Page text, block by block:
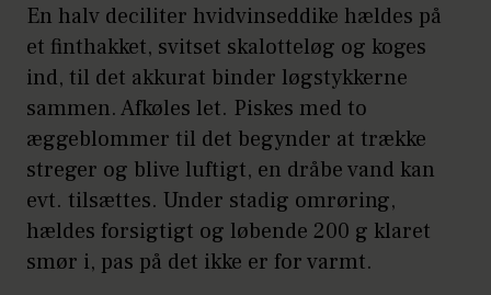
En halv deciliter hvidvinseddike hældes på
et finthakket, svitset skalotteløg og koges
ind, til det akkurat binder løgstykkerne
sammen. Afkøles let. Piskes med to
æggeblommer til det begynder at trække
streger og blive luftigt, en dråbe vand kan
evt. tilsættes. Under stadig omrøring,
hældes forsigtigt og løbende 200 g klaret
smør i, pas på det ikke er for varmt.